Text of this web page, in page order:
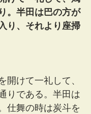
。半田は巴の方が
り、それより座掃
けて一礼して、
りである。半田は
仕舞の時は炭斗を